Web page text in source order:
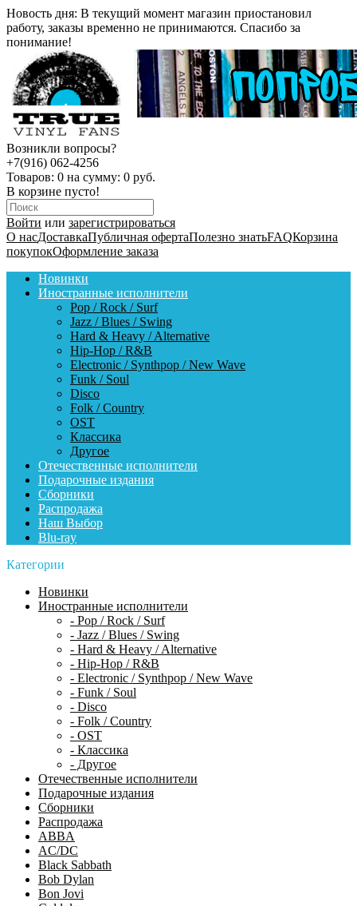
Новость дня: В текущий момент магазин приостановил
работу, заказы временно не принимаются. Спасибо за
понимание!
Возникли вопросы?
+7(916) 062-4256
Товаров: 0 на сумму: 0 руб.
В корзине пусто!
Войти или зарегистрироваться
О насДоставкаПубличная офертаПолезно знатьFAQКорзина
покупокОформление заказа
Новинки
Иностранные исполнители
Pop / Rock / Surf
Jazz / Blues / Swing
Hard & Heavy / Alternative
Hip-Hop / R&B
Electronic / Synthpop / New Wave
Funk / Soul
Disco
Folk / Country
OST
Классика
Другое
Отечественные исполнители
Подарочные издания
Сборники
Распродажа
Наш Выбор
Blu-ray
Категории
Новинки
Иностранные исполнители
- Pop / Rock / Surf
- Jazz / Blues / Swing
- Hard & Heavy / Alternative
- Hip-Hop / R&B
- Electronic / Synthpop / New Wave
- Funk / Soul
- Disco
- Folk / Country
- OST
- Классика
- Другое
Отечественные исполнители
Подарочные издания
Сборники
Распродажа
ABBA
AC/DC
Black Sabbath
Bob Dylan
Bon Jovi